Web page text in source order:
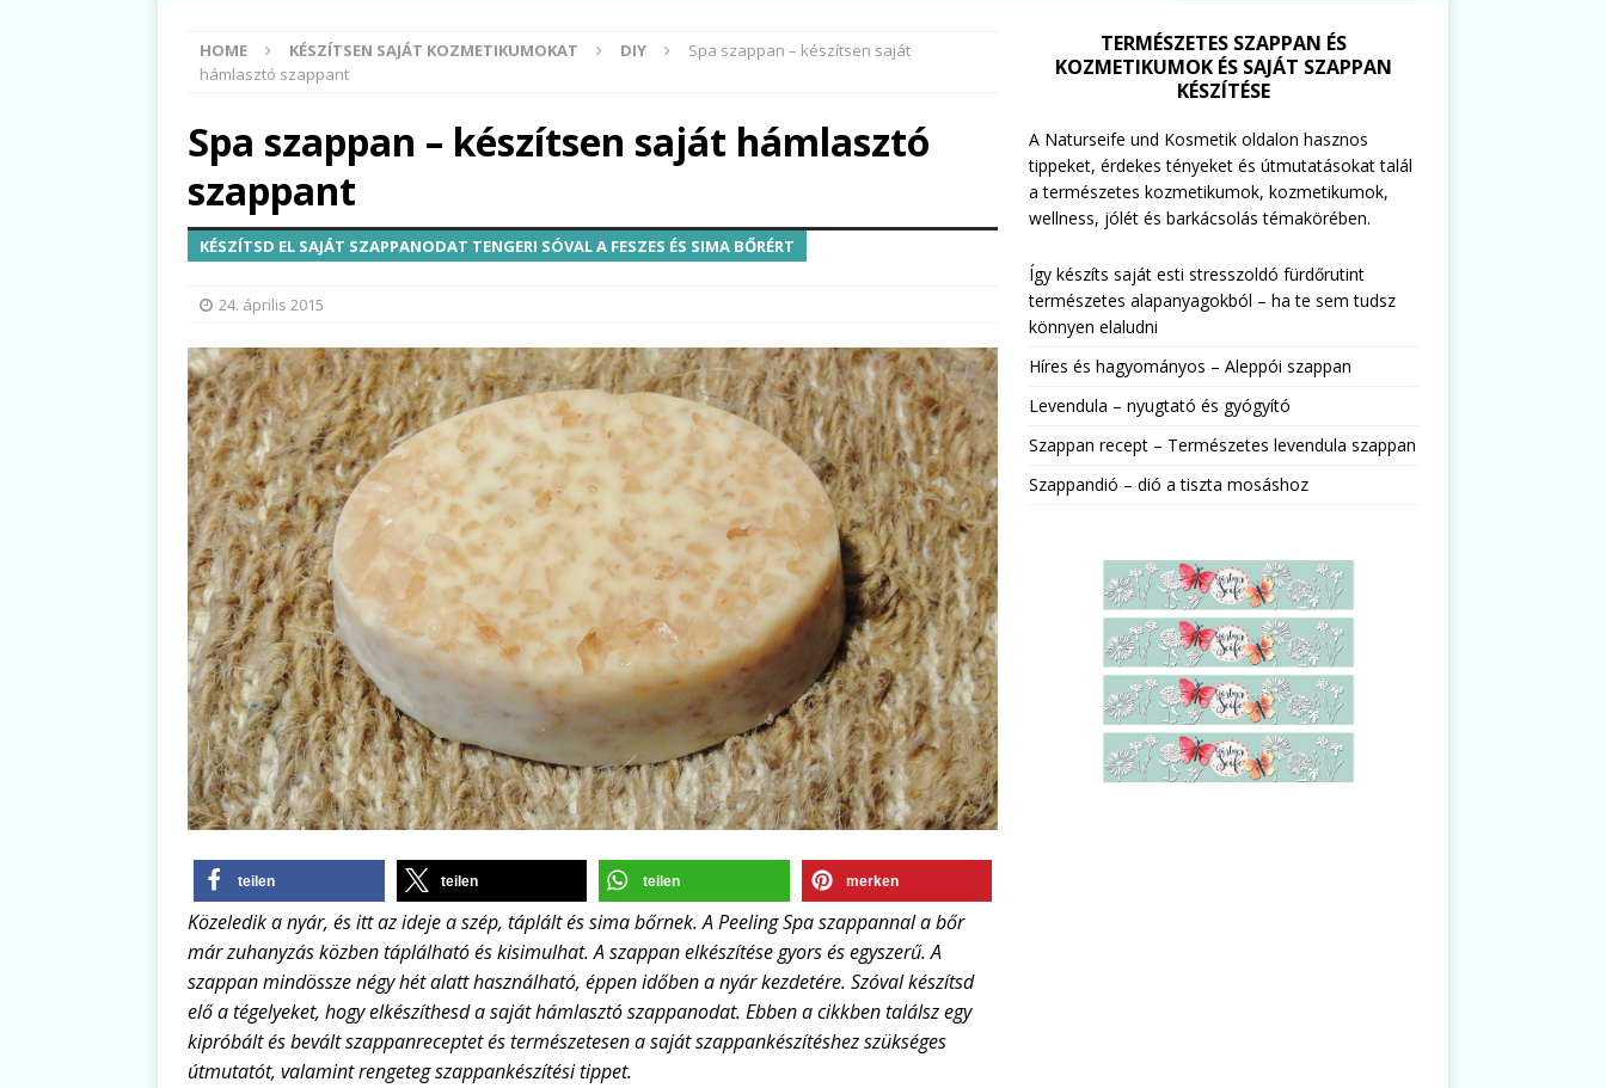
HOME KÉSZÍTSEN SAJÁT KOZMETIKUMOKAT DIY
Spa szappan – készítsen saját
hámlasztó szappant
Spa szappan – készítsen saját hámlasztó
szappant
KÉSZÍTSD EL SAJÁT SZAPPANODAT TENGERI SÓVAL A FESZES ÉS SIMA BŐRÉRT
24. április 2015
teilen teilen teilen merken
Közeledik a nyár, és itt az ideje a szép, táplált és sima bőrnek. A Peeling Spa szappannal a bőr
már zuhanyzás közben táplálható és kisimulhat. A szappan elkészítése gyors és egyszerű. A
szappan mindössze négy hét alatt használható, éppen időben a nyár kezdetére. Szóval készítsd
elő a tégelyeket, hogy elkészíthesd a saját hámlasztó szappanodat. Ebben a cikkben találsz egy
kipróbált és bevált szappanreceptet és természetesen a saját szappankészítéshez szükséges
útmutatót, valamint rengeteg szappankészítési tippet.
TERMÉSZETES SZAPPAN ÉS
KOZMETIKUMOK ÉS SAJÁT SZAPPAN
KÉSZÍTÉSE
A Naturseife und Kosmetik oldalon hasznos
tippeket, érdekes tényeket és útmutatásokat talál
a természetes kozmetikumok, kozmetikumok,
wellness, jólét és barkácsolás témakörében.
Így készíts saját esti stresszoldó fürdőrutint
természetes alapanyagokból – ha te sem tudsz
könnyen elaludni
Híres és hagyományos – Aleppói szappan
Levendula – nyugtató és gyógyító
Szappan recept – Természetes levendula szappan
Szappandió – dió a tiszta mosáshoz